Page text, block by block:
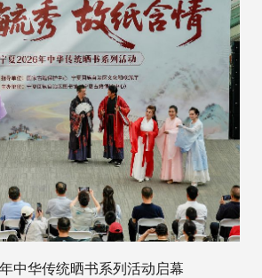
中华传统晒书系列活动启幕